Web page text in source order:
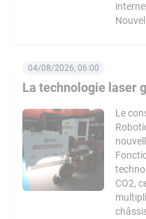
La technologie laser
04/08/2026, 06:00
Le
CO2,